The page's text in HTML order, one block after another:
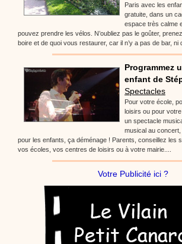
Paris avec les
gratuite, dans un
espace très calme
pouvez prendre les vélos. N’oubliez pas le goûter,
boire et de quoi vous restaurer, car il n’y a pas de bar, ni
Programmez
enfant de
Spectacles
Pour votre école,
loisirs ou pour
un spectacle
musical au
pour les enfants, ça déménage ! Parents, conseillez les
vos écoles, vos centres de loisirs ou à votre mairie....
Votre Publicité ici ?